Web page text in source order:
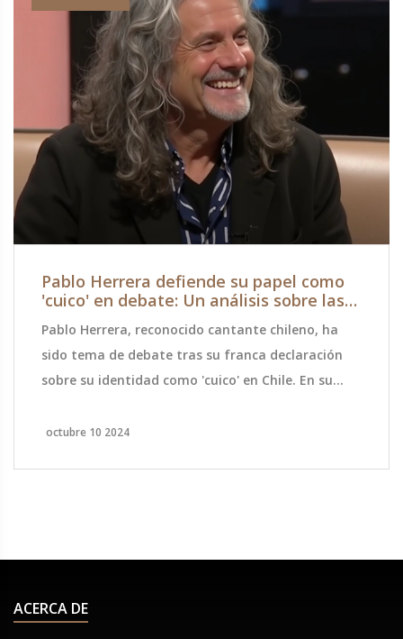
Pablo Herrera defiende su papel como
'cuico' en debate: Un análisis sobre las
Pablo Herrera, reconocido cantante chileno, ha
sido tema de debate tras su franca declaración
sobre su identidad como 'cuico' en Chile. En su
artista abordó temas de diferencias sociales y la
extranjeros.
octubre 10 2024
ACERCA DE